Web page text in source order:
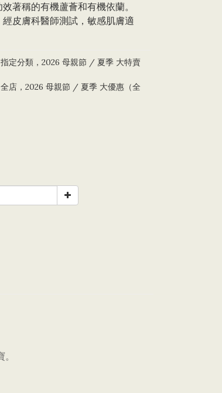
著稱的有機蘆薈和有機依蘭。
皮膚科醫師測試，敏感肌膚適
指定分類，2026 母親節 / 夏季 大特賣
全店，2026 母親節 / 夏季 大優惠（全